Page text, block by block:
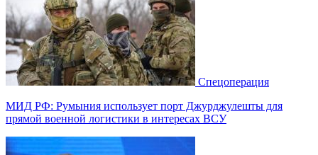
Спецоперация
МИД РФ: Румыния использует порт Джурджулешты для
прямой военной логистики в интересах ВСУ